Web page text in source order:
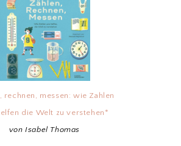
rechnen, messen: wie Zahlen
die Welt zu verstehen*
von Isabel Thomas